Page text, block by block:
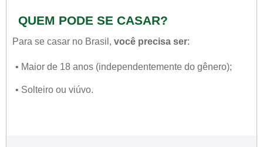
QUEM PODE SE CASAR?
Para se casar no Brasil, você precisa ser:
• Maior de 18 anos (independentemente do gênero);
• Solteiro ou viúvo.